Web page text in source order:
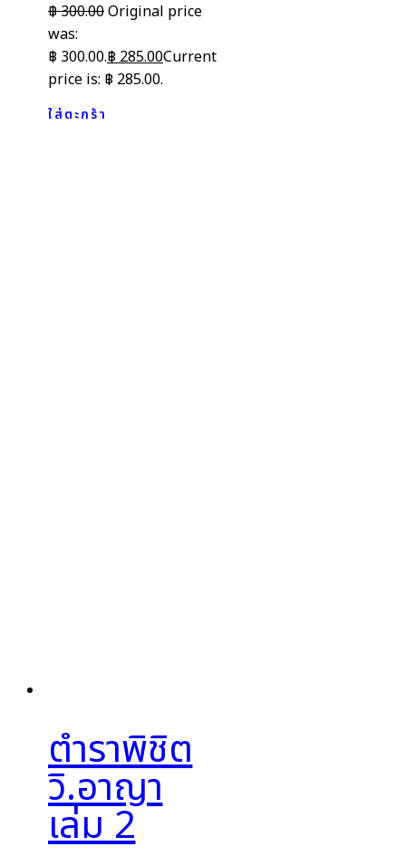
฿300.00Original price
was:
฿ 300.00.฿285.00Current
price is: ฿ 285.00.
ใส่ตะกร้า
ตำราพิชิต
วิ.อาญา
เล่ม 2